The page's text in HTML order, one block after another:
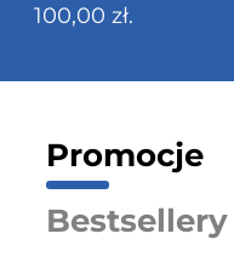
100,00 zł.
Promocje
Bestsellery